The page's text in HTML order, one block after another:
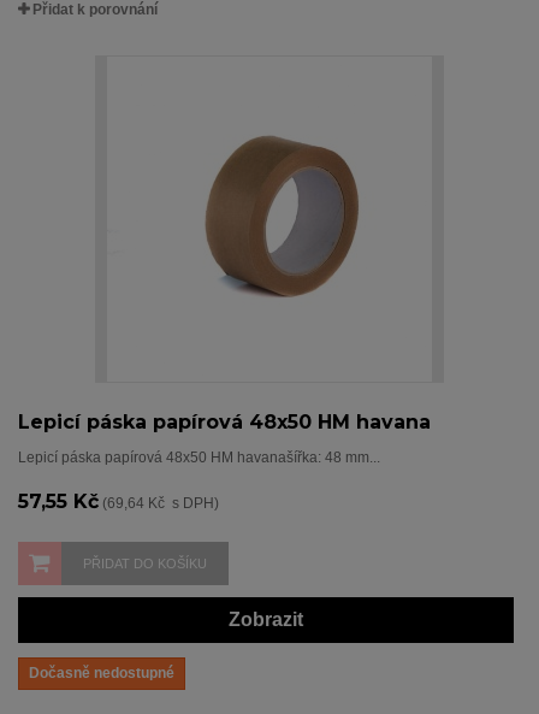
Přidat k porovnání
Lepicí páska papírová 48x50 HM havana
Lepicí páska papírová 48x50 HM havanašířka: 48 mm...
57,55 Kč (69,64 Kč s DPH)
PŘIDAT DO KOŠÍKU
Zobrazit
Dočasně nedostupné